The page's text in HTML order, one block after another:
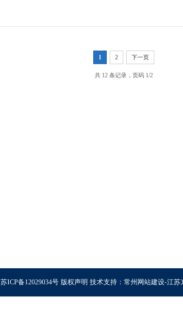
1 2 下一页
共 12 条记录，页码 1/2
苏ICP备12029034号 版权声明 技术支持： 常州网站建设-江苏